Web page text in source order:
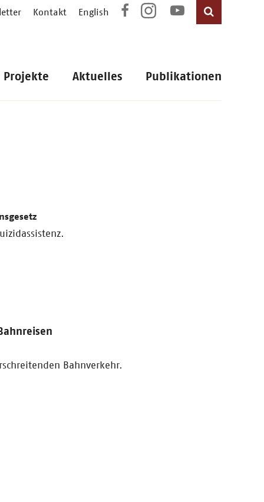
Kontakt English
Projekte Aktuelles Publikationen
Bahnverkehr.